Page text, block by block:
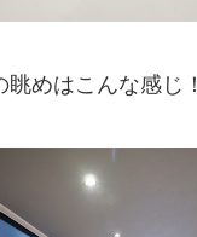
めはこんな感じ！